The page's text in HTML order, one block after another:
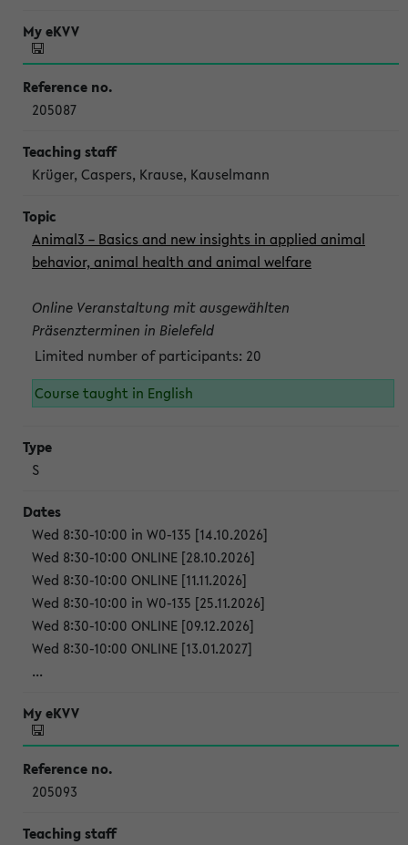
205087
Krüger, Caspers, Krause, Kauselmann
Animal3 – Basics and new insights in applied animal
behavior, animal health and animal welfare
Online Veranstaltung mit ausgewählten
Präsenzterminen in Bielefeld
Limited number of participants: 20
Course taught in English
S
Wed 8:30-10:00 in W0-135 [14.10.2026]
Wed 8:30-10:00 ONLINE [28.10.2026]
Wed 8:30-10:00 ONLINE [11.11.2026]
Wed 8:30-10:00 in W0-135 [25.11.2026]
Wed 8:30-10:00 ONLINE [09.12.2026]
Wed 8:30-10:00 ONLINE [13.01.2027]
...
205093